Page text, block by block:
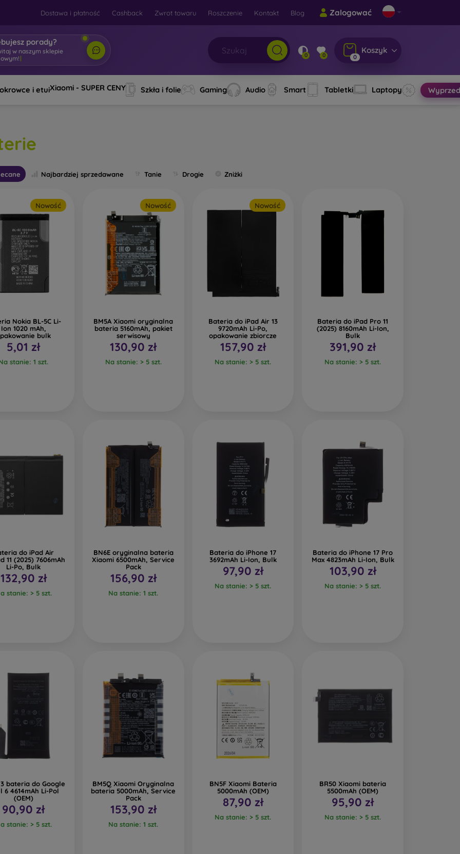
Dostawa i płatność Cashback Zwrot towaru Roszczenie Kontakt Blog Zalogować
porady?
w naszym sklepi| 0 0 0
Koszyk
i etuiXiaomi - SUPER CENY Szkła i folie Gaming Audio Smart Tabletki Laptopy
Najbardziej sprzedawane Tanie Drogie Zniżki
Nowość
Nokia BL-5C Li-
Ion 1020 mAh,
bulk
5,01 zł
stanie: 1 szt.
Nowość
BM5A Xiaomi oryginalna
bateria 5160mAh, pakiet
serwisowy
130,90 zł
Na stanie: > 5 szt.
Nowość
Bateria do iPad Air 13
9720mAh Li-Po,
opakowanie zbiorcze
157,90 zł
Na stanie: > 5 szt.
Bateria do iPad Pro 11
(2025) 8160mAh Li-Ion,
Bulk
391,90 zł
Na stanie: > 5 szt.
do iPad Air
11 (2025) 7606mAh
Li-Po, Bulk
132,90 zł
stanie: > 5 szt.
BN6E oryginalna bateria
Xiaomi 6500mAh, Service
Pack
156,90 zł
Na stanie: 1 szt.
Bateria do iPhone 17
3692mAh Li-Ion, Bulk
97,90 zł
Na stanie: > 5 szt.
Bateria do iPhone 17 Pro
Max 4823mAh Li-Ion, Bulk
103,90 zł
Na stanie: > 5 szt.
bateria do Google
6 4614mAh Li-Pol
(OEM)
90,90 zł
stanie: > 5 szt.
BM5Q Xiaomi Oryginalna
bateria 5000mAh, Service
Pack
153,90 zł
Na stanie: 1 szt.
BN5F Xiaomi Bateria
5000mAh (OEM)
87,90 zł
Na stanie: > 5 szt.
BR50 Xiaomi bateria
5500mAh (OEM)
95,90 zł
Na stanie: > 5 szt.